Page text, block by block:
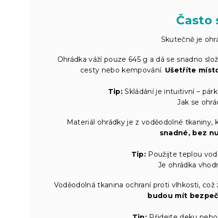
Často
Skutečně je
Ohrádka váží pouze 645 g a dá se snadno
cesty nebo kempování. Ušetříte
Tip: Skládání je intuitivní –
Jak se
Materiál ohrádky je z voděodolné
snadné, bez
Tip:Použijte teplou
Je ohrádka
Voděodolná tkanina ochraní proti vlhkosti,
budou mít